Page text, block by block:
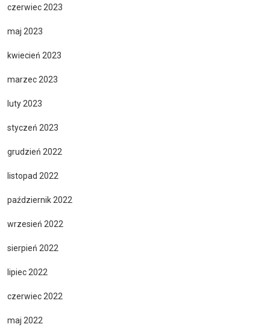
czerwiec 2023
maj 2023
kwiecień 2023
marzec 2023
luty 2023
styczeń 2023
grudzień 2022
listopad 2022
październik 2022
wrzesień 2022
sierpień 2022
lipiec 2022
czerwiec 2022
maj 2022